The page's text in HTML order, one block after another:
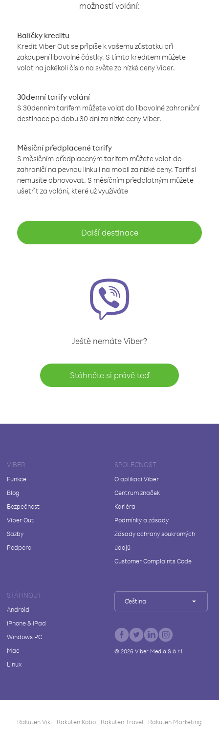
možností volání:
Balíčky kreditu
Kredit Viber Out se připíše k vašemu zůstatku při
zakoupení libovolné částky. S tímto kreditem můžete
volat na jakékoli číslo na světe za nízké ceny Viber.
30denní tarify volání
S 30denním tarifem můžete volat do libovolné zahraniční
destinace po dobu 30 dní za nízké ceny Viber.
Měsíční předplacené tarify
S měsíčním předplaceným tarifem můžete volat do
zahraničí na pevnou linku i na mobil za nízké ceny. Tarif si
nemusíte obnovovat. S měsíčním předplatným můžete
ušetřit za volání, které už využíváte
Další destinace
Ještě nemáte Viber?
Stáhněte si právě teď
VIBER
Funkce
Blog
Bezpečnost
Viber Out
Sazby
Podpora
SPOLEČNOST
O aplikaci Viber
Centrum značek
Kariéra
Podmínky a zásady
Zásady ochrany soukromých
údajů
Customer Complaints Code
STÁHNOUT
Android
iPhone & iPad
Windows PC
Mac
Linux
Čeština
© 2026Viber Media S.à r.l.
Rakuten Viki Rakuten Kobo Rakuten Travel Rakuten Marketing